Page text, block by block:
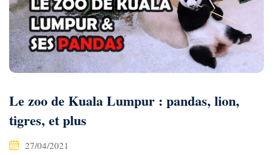
Le zoo de Kuala Lumpur : pandas, lion,
tigres, et plus
27/04/2021